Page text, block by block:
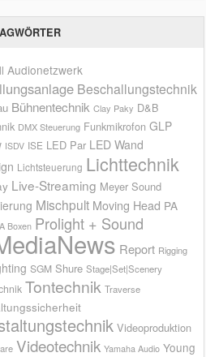
Audionetzwerk
Beschallungstechnik
Bühnentechnik Clay Paky D&B
DMX Steuerung Funkmikrofon GLP
ISDV ISE LED Par LED Wand
Lichtsteuerung Lichttechnik
Live-Streaming Meyer Sound
Mischpult Moving Head PA
Boxen Prolight + Sound
Report Rigging
SGM Shure Stage|Set|Scenery
Tontechnik Traverse
Videoproduktion
Videotechnik Yamaha Audio Young